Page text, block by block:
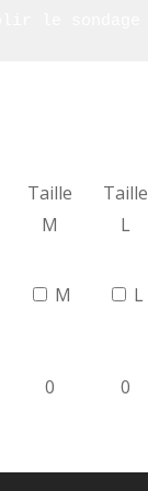
Taille
M
Taille
L
M
L
0 0